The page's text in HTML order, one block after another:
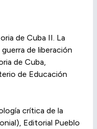
de Cuba II. La
de liberación
de Cuba,
de Educación
crítica de la
Editorial Pueblo